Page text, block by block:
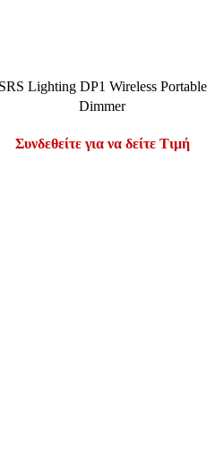
ΔΙΑΒΆΣΤΕ ΠΕΡΙΣΣΌΤΕΡΑ
SRS Lighting DP1 Wireless Portable
Dimmer
Συνδεθείτε για να δείτε Τιμή